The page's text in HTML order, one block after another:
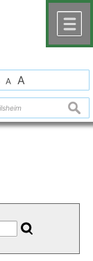
A A